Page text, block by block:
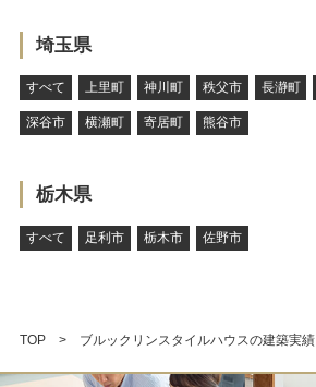
埼玉県
すべて 上里町 神川町 秩父市 長瀞町
深谷市 横瀬町 寄居町 熊谷市
栃木県
すべて 足利市 栃木市 佐野市
TOP ブルックリンスタイルハウスの建築実績